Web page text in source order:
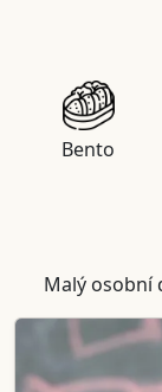
Bento
Malý osobní